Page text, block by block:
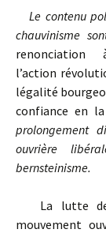
Le contenu
chauvinisme
l’action
légalité
confiance en
prolongement
ouvrière
bernsteinisme.
La lutte
mouvement